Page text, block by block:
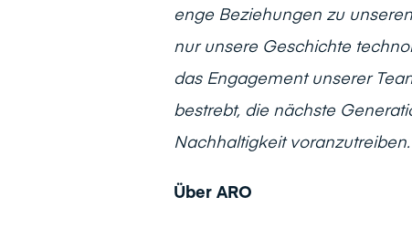
enge Beziehungen zu
nur unsere Geschichte
das Engagement unserer
bestrebt, die nächste
Nachhaltigkeit
Über ARO